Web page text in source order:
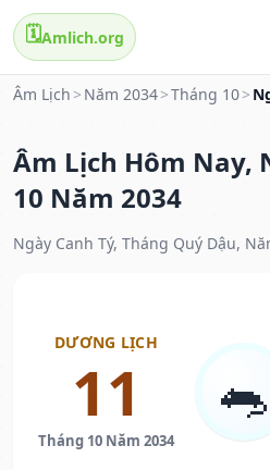
🗓️Amlich.org
Âm Lịch > Năm 2034>Tháng 10>
Âm Lịch Hôm Nay,
10 Năm 2034
Ngày Canh Tý, Tháng Quý Dậu,
DƯƠNG LỊCH
11
Tháng 10 Năm 2034
🐀